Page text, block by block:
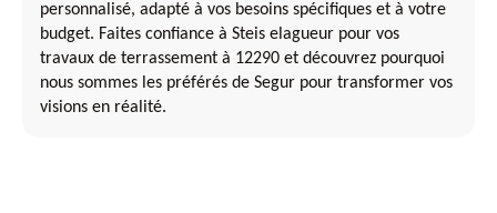
personnalisé, adapté à vos besoins spécifiques et à votre
budget. Faites confiance à Steis elagueur pour vos
travaux de terrassement à 12290 et découvrez pourquoi
nous sommes les préférés de Segur pour transformer vos
visions en réalité.